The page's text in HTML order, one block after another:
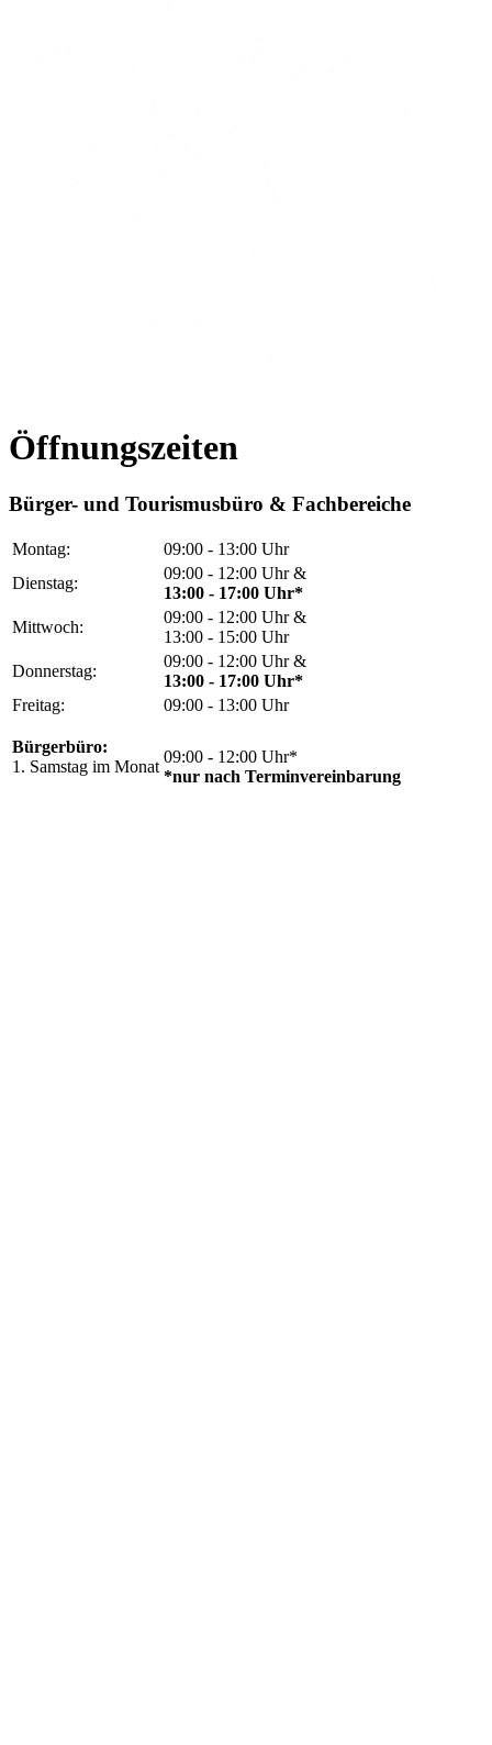
Öffnungszeiten
Bürger- und Tourismusbüro & Fachbereiche
Montag:
09:00 - 13:00 Uhr
Dienstag:
09:00 - 12:00 Uhr &
13:00 - 17:00 Uhr*
Mittwoch:
09:00 - 12:00 Uhr &
13:00 - 15:00 Uhr
Donnerstag:
09:00 - 12:00 Uhr &
13:00 - 17:00 Uhr*
Freitag:
09:00 - 13:00 Uhr
Bürgerbüro:
1. Samstag im Monat
09:00 - 12:00 Uhr*
*nur nach Terminvereinbarung